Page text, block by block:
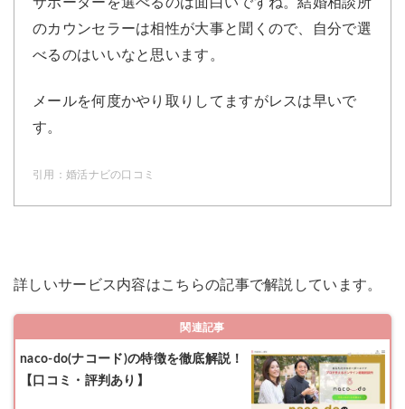
サポーターを選べるのは面白いですね。結婚相談所
のカウンセラーは相性が大事と聞くので、自分で選
べるのはいいなと思います。
メールを何度かやり取りしてますがレスは早いで
す。
引用： 婚活ナビの口コミ
詳しいサービス内容はこちらの記事で解説しています。
関連記事
naco-do(ナコード)の特徴を徹底解説！
【口コミ・評判あり】